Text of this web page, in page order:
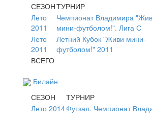
СЕЗОНТУРНИР
Лето
2011
Чемпионат Владимира
мини-футболом!". Лига С
Лето
2011
Летний Кубок "Живи мини-
футболом!" 2011
ВСЕГО
Билайн
СЕЗОН
ТУРНИР
Лето 2014Футзал. Чемпионат